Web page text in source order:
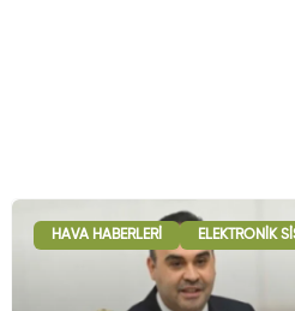
HAVA HABERLERI ELEKTRONIK